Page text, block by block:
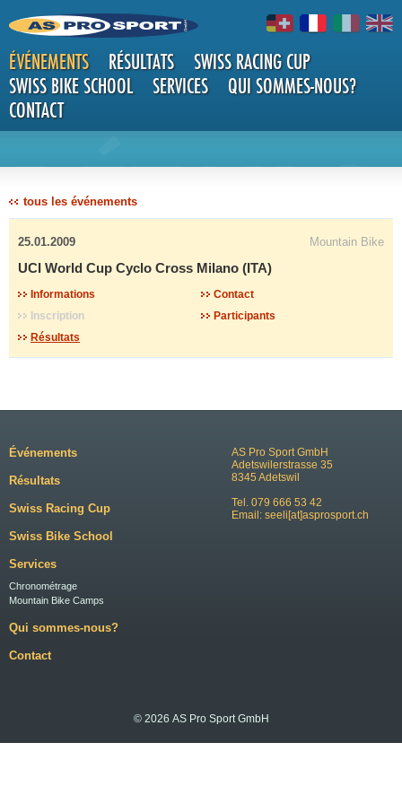
ÉVÉNEMENTS RÉSULTATS
SWISS RACING CUP
SWISS BIKE SCHOOL
SERVICES
QUI SOMMES-NOUS?
CONTACT
DÉTAILS
tous les événements
25.01.2009 Mountain Bike
UCI World Cup Cyclo Cross Milano (ITA)
Informations
Contact
Inscription
Participants
Résultats
AS Pro Sport GmbH
Adetswilerstrasse 35
8345 Adetswil
Tel. 079 666 53 42
Email: seeli[at]asprosport.ch
Événements
Résultats
Swiss Racing Cup
Swiss Bike School
Services
Chronométrage
Mountain Bike Camps
Qui sommes-nous?
Contact
© 2026 AS Pro Sport GmbH